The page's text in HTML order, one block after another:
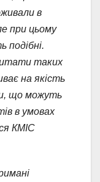
в
при цьому
подібні.
таких
на якість
що можуть
в умовах
КМІС